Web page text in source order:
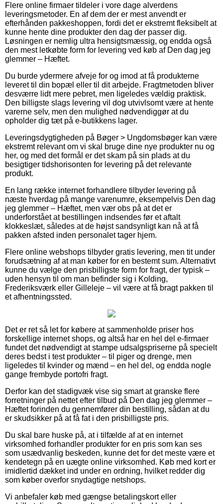
Flere online firmaer tildeler i vore dage alverdens
leveringsmetoder. En af dem der er mest anvendt er
efterhånden pakkeshoppen, fordi det er ekstremt fleksibelt at
kunne hente dine produkter den dag der passer dig.
Løsningen er nemlig ultra hensigtsmæssig, og endda også
den mest letkøbte form for levering ved køb af Den dag jeg
glemmer – Hæftet.
Du burde ydermere afveje for og imod at få produkterne
leveret til din bopæl eller til dit arbejde. Fragtmetoden bliver
desværre lidt mere pebret, men ligeledes vældig praktisk.
Den billigste slags levering vil dog utvivlsomt være at hente
varerne selv, men den mulighed nødvendiggør at du
opholder dig tæt på e-butikkens lager.
Leveringsdygtigheden på Bøger > Ungdomsbøger kan være
ekstremt relevant om vi skal bruge dine nye produkter nu og
her, og med det formål er det skam på sin plads at du
besigtiger tidshorisonten for levering på det relevante
produkt.
En lang række internet forhandlere tilbyder levering på
næste hverdag på mange varenumre, eksempelvis Den dag
jeg glemmer – Hæftet, men vær obs på at det er
underforstået at bestillingen indsendes før et aftalt
klokkeslæt, således at de højst sandsynligt kan nå at få
pakken afsted inden personalet tager hjem.
Flere online webshops tilbyder gratis levering, men tit under
forudsætning af at man køber for en bestemt sum. Alternativt
kunne du vælge den prisbilligste form for fragt, der typisk –
uden hensyn til om man befinder sig i Kolding,
Frederiksværk eller Gilleleje – vil være at få bragt pakken til
et afhentningssted.
Det er ret så let for købere at sammenholde priser hos
forskellige internet shops, og altså har en hel del e-firmaer
fundet det nødvendigt at stampe udsalgspriserne på specielt
deres bedst i test produkter – til piger og drenge, men
ligeledes til kvinder og mænd – en hel del, og endda nogle
gange frembyde portofri fragt.
Derfor kan det stadigvæk vise sig smart at granske flere
forretninger på nettet efter tilbud på Den dag jeg glemmer –
Hæftet forinden du gennemfører din bestilling, sådan at du
er skudsikker på at få fat i den prisbilligste pris.
Du skal bare huske på, at i tilfælde af at en internet
virksomhed forhandler produkter for en pris som kan ses
som usædvanlig beskeden, kunne det for det meste være et
kendetegn på en uægte online virksomhed. Køb med kort er
imidlertid dækket ind under en ordning, hvilket redder dig
som køber overfor snydagtige netshops.
Vi anbefaler køb med gængse betalingskort eller